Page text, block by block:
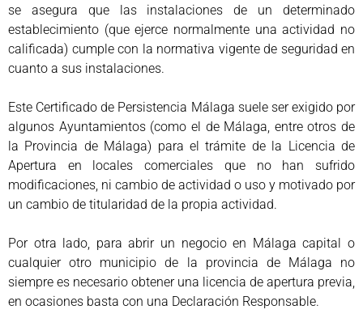
se asegura que las instalaciones de un determinado
establecimiento (que ejerce normalmente una actividad no
calificada) cumple con la normativa vigente de seguridad en
cuanto a sus instalaciones.
Este Certificado de Persistencia Málaga suele ser exigido por
algunos Ayuntamientos (como el de Málaga, entre otros de
la Provincia de Málaga) para el trámite de la Licencia de
Apertura en locales comerciales que no han sufrido
modificaciones, ni cambio de actividad o uso y motivado por
un cambio de titularidad de la propia actividad.
Por otra lado, para abrir un negocio en Málaga capital o
cualquier otro municipio de la provincia de Málaga no
siempre es necesario obtener una licencia de apertura previa,
en ocasiones basta con una Declaración Responsable.